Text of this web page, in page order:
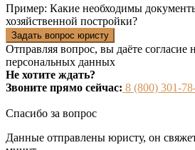
Пример: Какие необходимы
хозяйственной постройки?
Задать вопрос юристу
Отправляя вопрос, вы даёте согласие
персональных данных
Не хотите ждать?
Звоните прямо сейчас: 8 (800) 301-
Спасибо за вопрос
Данные отправлены юристу, он